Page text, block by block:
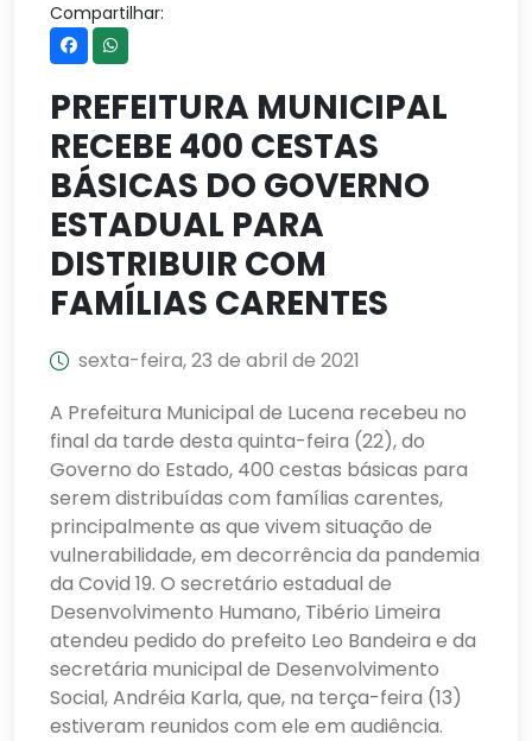
Compartilhar:
PREFEITURA MUNICIPAL
RECEBE 400 CESTAS
BÁSICAS DO GOVERNO
ESTADUAL PARA
DISTRIBUIR COM
FAMÍLIAS CARENTES
sexta-feira, 23 de abril de 2021
A Prefeitura Municipal de Lucena recebeu no
final da tarde desta quinta-feira (22), do
Governo do Estado, 400 cestas básicas para
serem distribuídas com famílias carentes,
principalmente as que vivem situação de
vulnerabilidade, em decorrência da pandemia
da Covid 19. O secretário estadual de
Desenvolvimento Humano, Tibério Limeira
atendeu pedido do prefeito Leo Bandeira e da
secretária municipal de Desenvolvimento
Social, Andréia Karla, que, na terça-feira (13)
estiveram reunidos com ele em audiência.